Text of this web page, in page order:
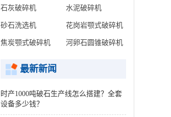
石灰破碎机 水泥破碎机
砂石洗选机 花岗岩颚式破碎机
焦炭颚式破碎机 河卵石圆锥破碎机
最新新闻
时产1000吨破石生产线怎么搭建？全套
设备多少钱？